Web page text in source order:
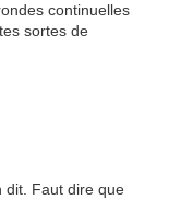
continuelles
sortes de
dit. Faut dire que